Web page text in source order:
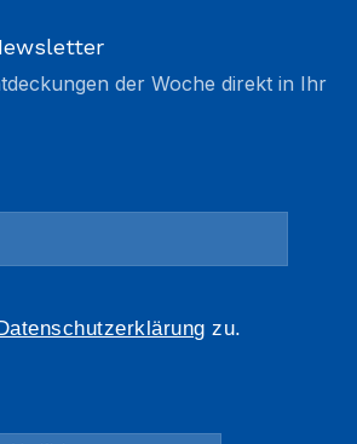
der Woche direkt in Ihr